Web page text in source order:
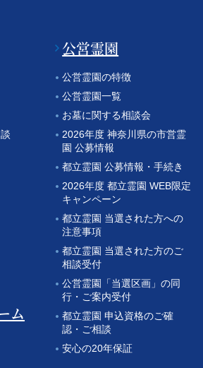
ム
公営霊園
公営霊園の特徴
公営霊園一覧
お墓に関する相談会
2026年度 神奈川県の市営霊
園 公募情報
都立霊園 公募情報・手続き
2026年度 都立霊園 WEB限定
キャンペーン
都立霊園 当選された方への
注意事項
都立霊園 当選された方のご
相談受付
公営霊園「当選区画」の同
行・ご案内受付
都立霊園 申込資格のご確
認・ご相談
安心の20年保証